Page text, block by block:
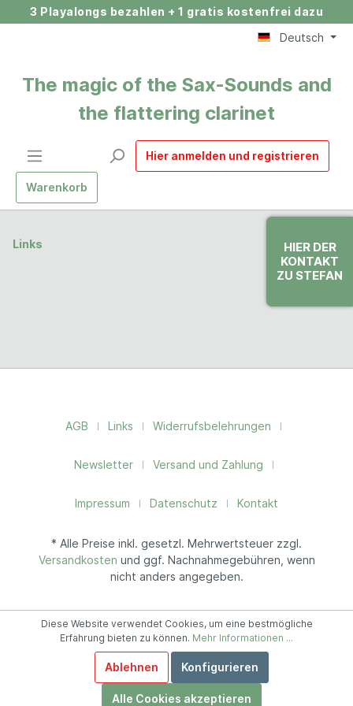
3 Playalongs bezahlen + 1 gratis kostenfrei dazu
Deutsch
The magic of the Sax-Sounds and
the flattering clarinet
Hier anmelden und registrieren
Warenkorb
Links
HIER DER
KONTAKT
ZU STEFAN
AGB Links Widerrufsbelehrungen
Newsletter Versand und Zahlung
Impressum Datenschutz Kontakt
* Alle Preise inkl. gesetzl. Mehrwertsteuer zzgl.
Versandkosten und ggf. Nachnahmegebühren, wenn
nicht anders angegeben.
Diese Website verwendet Cookies, um eine bestmögliche
Erfahrung bieten zu können. Mehr Informationen ...
Ablehnen Konfigurieren
Alle Cookies akzeptieren